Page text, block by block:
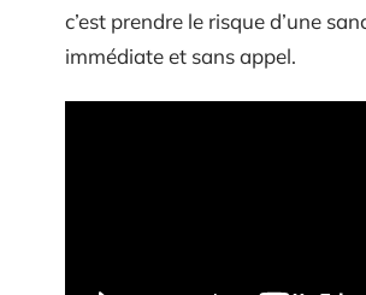
c’est prendre le risque d’une
immédiate et sans appel.